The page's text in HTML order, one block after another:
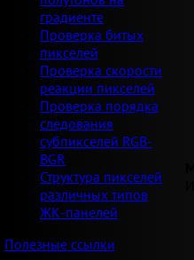
градиенте
Проверка битых
пикселей
Проверка скорости
реакции пикселей
Проверка порядка
следования
субпикселей RGB-
BGR
Структура пикселей
различных типов
ЖК-панелей
Полезные ссылки